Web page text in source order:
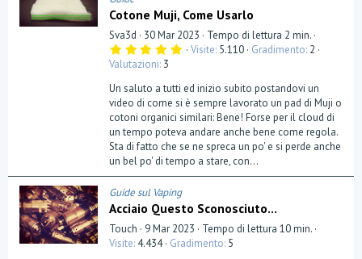
Cotone Muji, Come Usarlo
Sva3d 30 Mar 2023
Tempo di lettura 2 min.
5
s
e
l
l
a
(
e
)
Visite 5.110 Gradimento 2
Valutazioni 3
Un saluto a tutti ed inizio subito postandovi un
video di come si è sempre lavorato un pad di Muji o
cotoni organici similari: Bene! Forse per il cloud di
un tempo poteva andare anche bene come regola.
Sta di fatto che se ne spreca un po' e si perde anche
un bel po' di tempo a stare, con...
Guide sul Vaping
Acciaio Questo Sconosciuto...
Touch 9 Mar 2023
Tempo di lettura 10 min.
Visite 4.434 Gradimento 5